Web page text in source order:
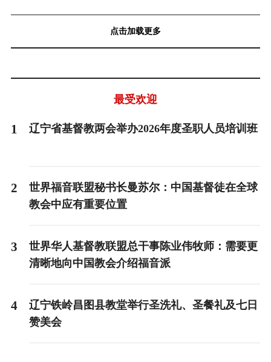
点击加载更多
最受欢迎
1 辽宁省基督教两会举办2026年度圣职人员培训班
2
世界福音联盟秘书长曼苏尔：中国基督徒在全球
教会中应有重要位置
3
世界华人基督教联盟总干事陈业伟牧师：需要更
清晰地向中国教会介绍福音派
4
辽宁铁岭昌图县教堂举行圣洗礼、圣餐礼及七日
赞美会